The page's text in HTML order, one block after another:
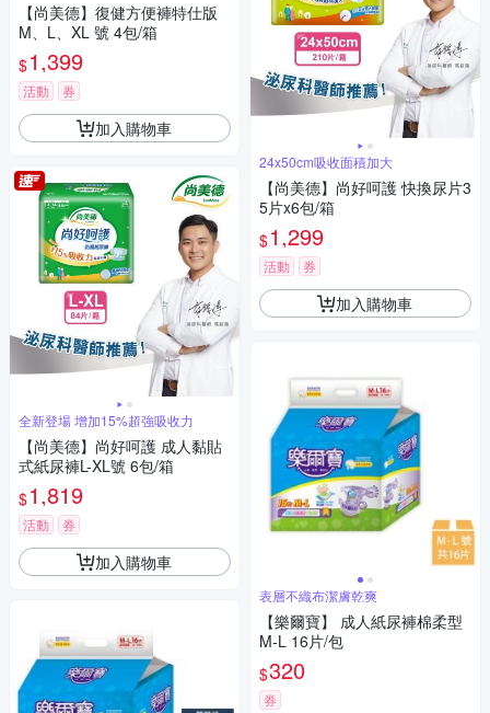
【尚美德】復健方便褲特仕版
M、L、XL 號 4包/箱
$1,399
活動 券
加入購物車
全新登場 增加15%超強吸收力
【尚美德】尚好呵護 成人黏貼
式紙尿褲L-XL號 6包/箱
$1,819
活動 券
加入購物車
24x50cm吸收面積加大
【尚美德】尚好呵護 快換尿片3
5片x6包/箱
$1,299
活動 券
加入購物車
表層不織布潔膚乾爽
【樂爾寶】 成人紙尿褲棉柔型
M-L 16片/包
$320
券